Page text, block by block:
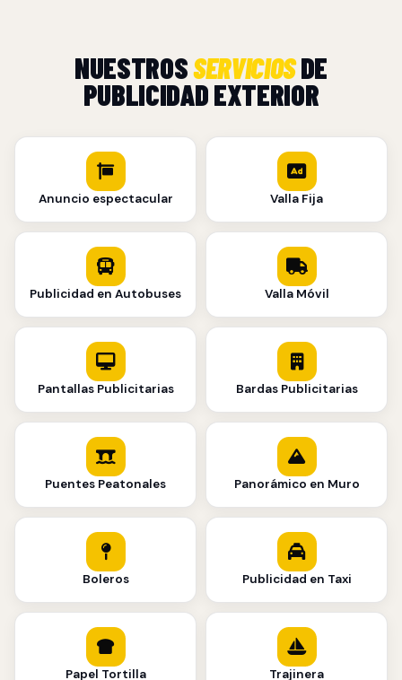
NUESTROSSERVICIOSDE
PUBLICIDAD EXTERIOR
Anuncio espectacular Valla Fija
Publicidad en Autobuses Valla Móvil
Pantallas Publicitarias Bardas Publicitarias
Puentes Peatonales Panorámico en Muro
Boleros Publicidad en Taxi
Papel Tortilla Trajinera